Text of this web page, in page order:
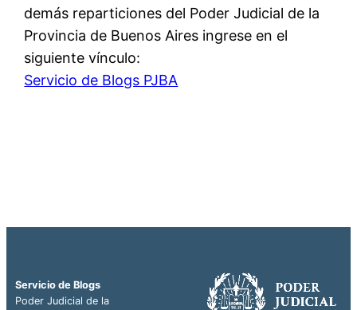
demás reparticiones del Poder Judicial de la
Provincia de Buenos Aires ingrese en el
siguiente vínculo:
Servicio de Blogs PJBA
Servicio de Blogs
Poder Judicial de la